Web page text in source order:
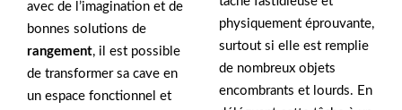
avec de l’imagination et de
bonnes solutions de
rangement, il est possible
de transformer sa cave en
un espace fonctionnel et
physiquement éprouvante,
surtout si elle est remplie
de nombreux objets
encombrants et lourds. En